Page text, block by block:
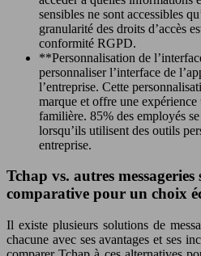
sensibles ne sont accessibles
granularité des droits d’accès
conformité RGPD.
**Personnalisation de
personnaliser l’interface de
l’entreprise. Cette
marque et offre une
familière. 85% des employés
lorsqu’ils utilisent des outils
entreprise.
Tchap vs. autres messageries
comparative pour un choix
Il existe plusieurs solutions de
chacune avec ses avantages et ses